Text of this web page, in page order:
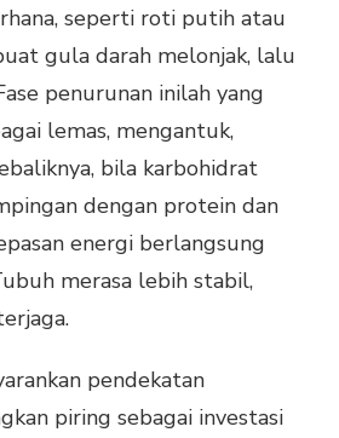
seperti roti putih atau
gula darah melonjak, lalu
penurunan inilah yang
lemas, mengantuk,
bila karbohidrat
dengan protein dan
energi berlangsung
merasa lebih stabil,
pendekatan
piring sebagai investasi